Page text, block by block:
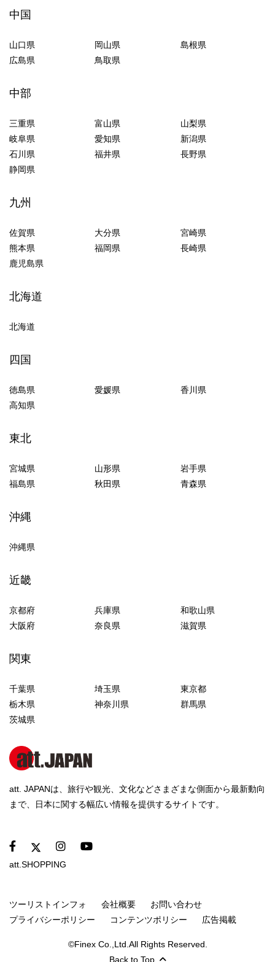
中国
山口県 岡山県
島根県
広島県
鳥取県
中部
三重県 富山県
山梨県
岐阜県
愛知県
新潟県
石川県
福井県
長野県
静岡県
九州
佐賀県 大分県
宮崎県
熊本県
福岡県
長崎県
鹿児島県
北海道
北海道
四国
徳島県 愛媛県
香川県
高知県
東北
宮城県 山形県
岩手県
福島県
秋田県 青森県
沖縄
沖縄県
近畿
京都府 兵庫県
和歌山県
大阪府
奈良県 滋賀県
関東
千葉県 埼玉県
東京都
栃木県
神奈川県
群馬県
茨城県
att. JAPANは、旅行や観光、文化などさまざまな側面から最新動向
まで、日本に関する幅広い情報を提供するサイトです。
att.SHOPPING
ツーリストインフォ 会社概要
お問い合わせ
プライバシーポリシー
コンテンツポリシー 広告掲載
©Finex Co.,Ltd.All Rights Reserved.
Back to Top